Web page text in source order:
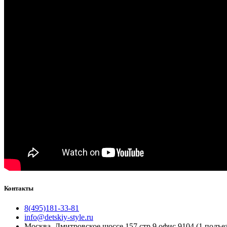
Контакты
8(495)181-33-81
info@detskiy-style.ru